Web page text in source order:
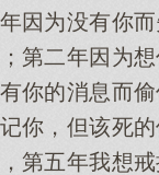
因为没有你
第二年因为想
你的消息而
你，但该死的
第五年我想